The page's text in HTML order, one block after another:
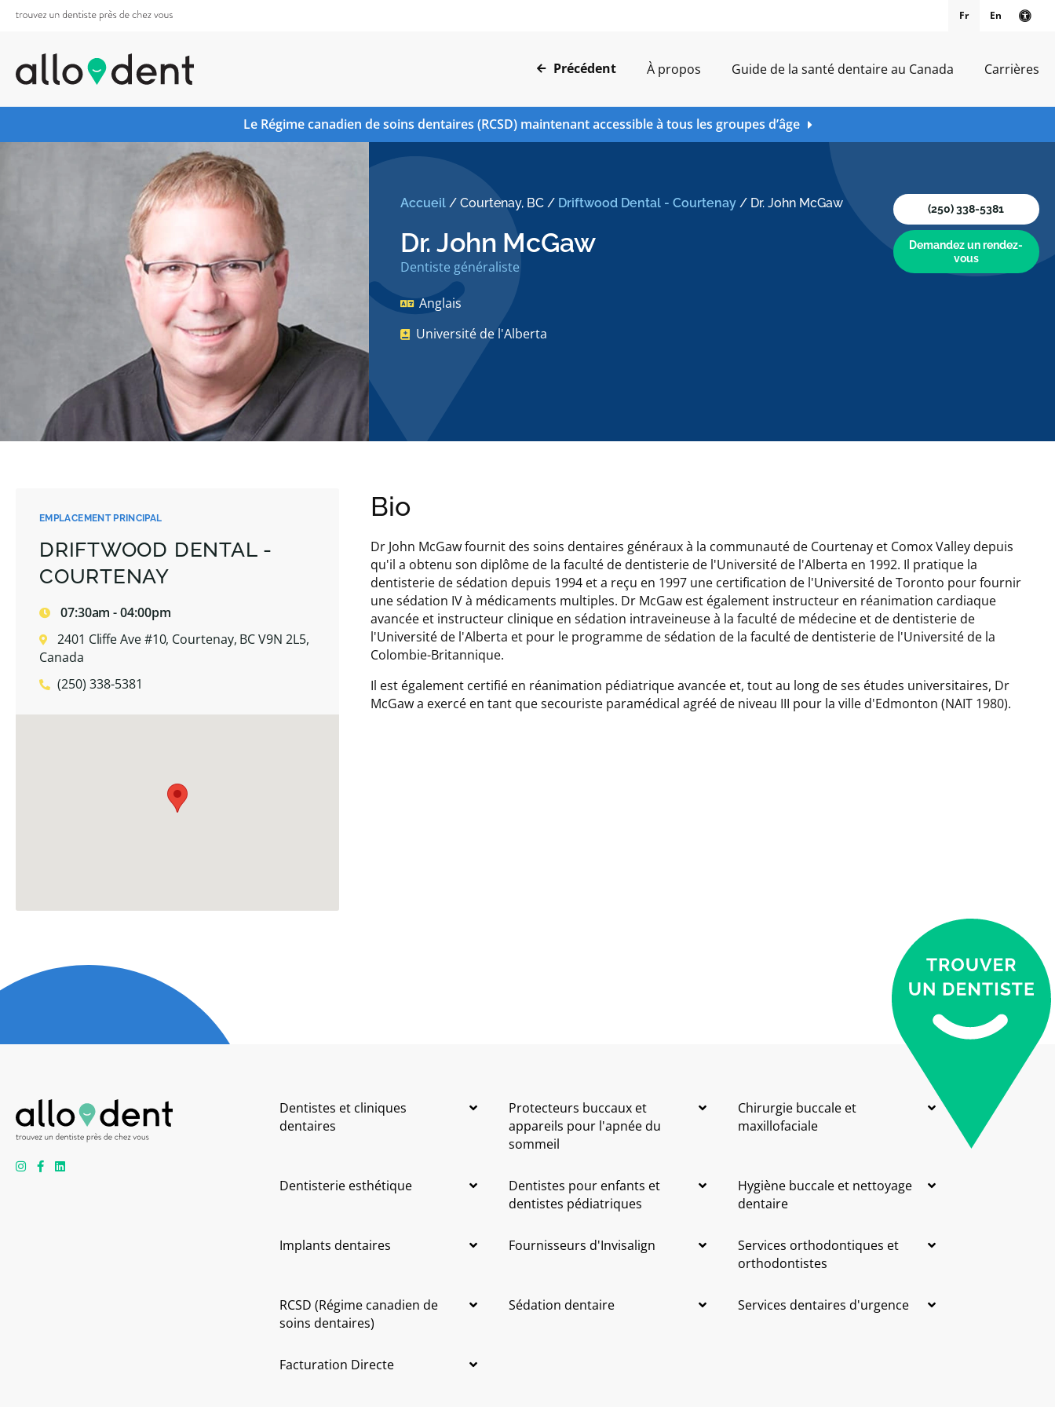
Fr En
Précédent À propos Guide de la santé dentaire au Canada Carrières
Le Régime canadien de soins dentaires (RCSD) maintenant accessible à tous les groupes d’âge
Accueil/ Courtenay, BC/ Driftwood Dental - Courtenay/ Dr. John McGaw
Dr. John McGaw
Dentiste généraliste
Anglais
Université de l'Alberta
(250) 338-5381
Demandez un rendez-
vous
EMPLACEMENT PRINCIPAL
DRIFTWOOD DENTAL -
COURTENAY
07:30am - 04:00pm
2401 Cliffe Ave #10, Courtenay, BC V9N 2L5,
Canada
(250) 338-5381
Bio
Dr John McGaw fournit des soins dentaires généraux à la communauté de Courtenay et Comox Valley depuis
qu'il a obtenu son diplôme de la faculté de dentisterie de l'Université de l'Alberta en 1992. Il pratique la
dentisterie de sédation depuis 1994 et a reçu en 1997 une certification de l'Université de Toronto pour fournir
une sédation IV à médicaments multiples. Dr McGaw est également instructeur en réanimation cardiaque
avancée et instructeur clinique en sédation intraveineuse à la faculté de médecine et de dentisterie de
l'Université de l'Alberta et pour le programme de sédation de la faculté de dentisterie de l'Université de la
Colombie-Britannique.
Il est également certifié en réanimation pédiatrique avancée et, tout au long de ses études universitaires, Dr
McGaw a exercé en tant que secouriste paramédical agréé de niveau III pour la ville d'Edmonton (NAIT 1980).
Dentistes et cliniques
dentaires
Protecteurs buccaux et
appareils pour l'apnée du
sommeil
Chirurgie buccale et
maxillofaciale
Dentisterie esthétique
Dentistes pour enfants et
dentistes pédiatriques
Hygiène buccale et nettoyage
dentaire
Implants dentaires Fournisseurs d'Invisalign
Services orthodontiques et
orthodontistes
RCSD (Régime canadien de
soins dentaires)
Sédation dentaire Services dentaires d'urgence
Facturation Directe